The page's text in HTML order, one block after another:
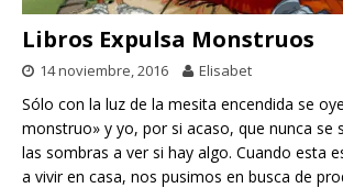
Libros Expulsa Monstruos
14 noviembre, 2016 Elisabet
Sólo con la luz de la mesita encendida se
monstruo» y yo, por si acaso, que nunca se
las sombras a ver si hay algo. Cuando esta
a vivir en casa, nos pusimos en busca de